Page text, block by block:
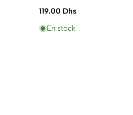
Prix
normal
119.00 Dhs
En stock